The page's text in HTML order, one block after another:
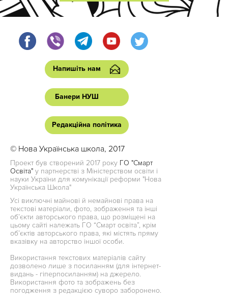
Напишіть нам
Банери НУШ
Редакційна політика
© Нова Українська школа, 2017
Проект був створений 2017 року ГО "Смарт
Освіта" у партнерстві з Міністерством освіти і
науки України для комунікації реформи "Нова
Українська Школа"
Усі виключні майнові й немайнові права на
текстові матеріали, фото, зображення та інші
об’єкти авторського права, що розміщені на
цьому сайті належать ГО “Смарт освіта”, крім
об’єктів авторського права, які містять пряму
вказівку на авторство іншої особи.
Використання текстових матеріалів сайту
дозволено лише з посиланням (для інтернет-
видань - гіперпосиланням) на джерело.
Використання фото та зображень без
погодження з редакцією суворо заборонено.